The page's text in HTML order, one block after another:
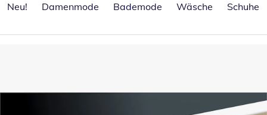
Neu!
Damenmode Bademode Wäsche Schuhe